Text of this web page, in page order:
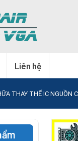
Liên hệ
THAY THẾ IC NGUỒN